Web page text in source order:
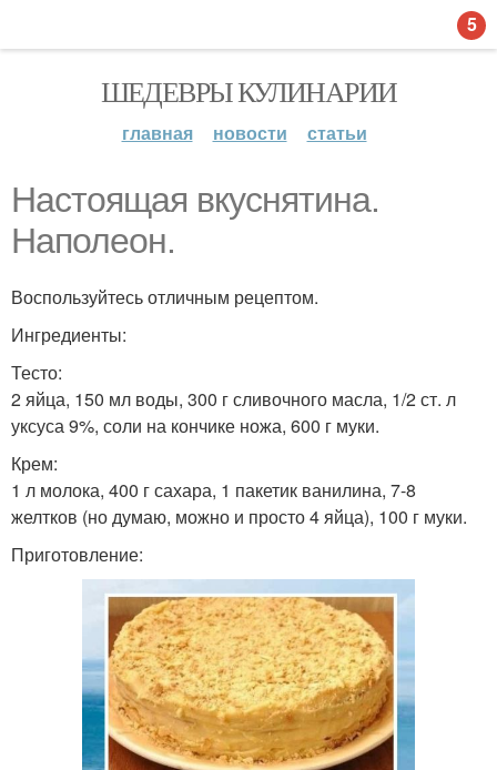
ШЕДЕВРЫ КУЛИНАРИИ
главная новости статьи
Настоящая вкуснятина.
Наполеон.
Воспользуйтесь отличным рецептом.
Ингредиенты:
Тесто:
2 яйца, 150 мл воды, 300 г сливочного масла, 1/2 ст. л
уксуса 9%, соли на кончике ножа, 600 г муки.
Крем:
1 л молока, 400 г сахара, 1 пакетик ванилина, 7-8
желтков (но думаю, можно и просто 4 яйца), 100 г муки.
Приготовление:
5